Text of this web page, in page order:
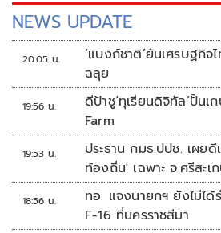
NEWS UPDATE
20:05 น.
‘แบงก์ชาติ’ยันเศรษฐกิ
ฉลุย
19:56 น.
ดีป้าชู‘ทุเรียนดิจิทัล’ปั้น
Farm
19:53 น.
ประธาน กมธ.ปปช. เผย
ท้องถิ่น' เฉพาะ จ.ศรีสะ
ล้านบาท
18:56 น.
ทอ. แจงนายกฯ ยังไม่ได้
F-16 ที่นครราชสีมา